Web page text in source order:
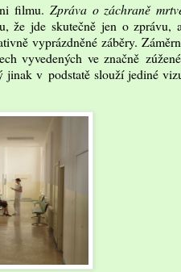
filmu. Zpráva o záchraně
že jde skutečně jen o zprávu,
vyprázdněné záběry.
vyvedených ve značně
v podstatě slouží jediné